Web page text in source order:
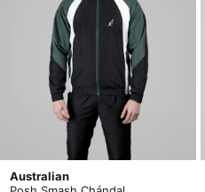
Australian